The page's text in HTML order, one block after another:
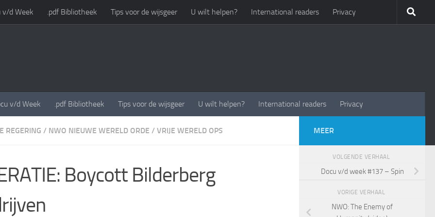
v/d Week .pdf Bibliotheek Tips voor de wijsgeer U wilt helpen? International readers Privacy
v/d Week .pdf Bibliotheek Tips voor de wijsgeer U wilt helpen? International readers Privacy
REGERING / NWO NIEUWE WERELD ORDE / VRIJE WERELD OPS
Boycott Bilderberg
MEER
VOLGENDE VERHAAL
Docu v/d week #137 – Spin
VORIGE VERHAAL
NWO: The Enemy of